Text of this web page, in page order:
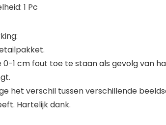
1 Pc
0-1 cm fout toe te staan als gevolg van
het verschil tussen verschillende
Hartelijk dank.